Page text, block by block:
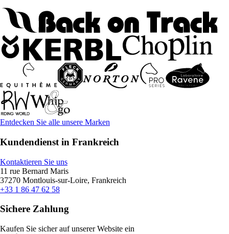
Entdecken Sie alle unsere Marken
Kundendienst in Frankreich
Kontaktieren Sie uns
11 rue Bernard Maris
37270 Montlouis-sur-Loire, Frankreich
+33 1 86 47 62 58
Sichere Zahlung
Kaufen Sie sicher auf unserer Website ein